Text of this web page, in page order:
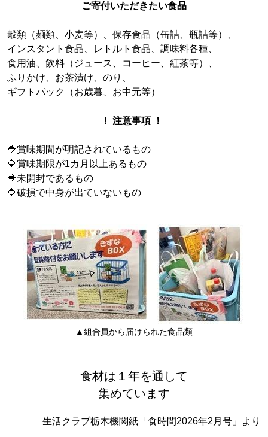
ご寄付いただきたい食品
穀類（麺類、小麦等）、保存食品（缶詰、瓶詰等）、
インスタント食品、レトルト食品、調味料各種、
食用油、飲料（ジュース、コーヒー、紅茶等）、
ふりかけ、お茶漬け、のり、
ギフトパック（お歳暮、お中元等）
！ 注意事項 ！
🔷賞味期間が明記されているもの
🔷賞味期限が1カ月以上あるもの
🔷未開封であるもの
🔷破損で中身が出ていないもの
▲組合員から届けられた食品類
食材は１年を通して
集めています
生活クラブ栃木機関紙「食時間2026年2月号」より